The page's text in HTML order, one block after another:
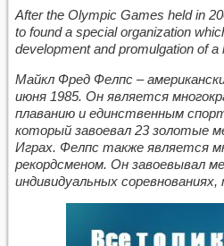
After the Olympic Games held in
to found a special organization
development and promulgation of a
Майкл Фред Фелпс –
июня 1985. Он является
плаванию и единственным
который завоевал 23 золотые
Играх. Фелпс также является
рекордсменом. Он завоевывал
индивидуальных